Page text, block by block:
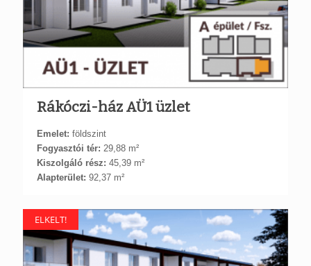
Rákóczi-ház AÜ1 üzlet
Emelet: földszint
Fogyasztói tér: 29,88 m²
Kiszolgáló rész: 45,39 m²
Alapterület: 92,37 m²
ELKELT!